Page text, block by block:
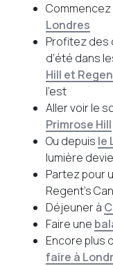
Commencez
Londres
Profitez des
d’été dans
Hill et
l’est
Aller voir le
Primrose Hill
Ou depuis le
lumière
Partez pour
Regent’s
Déjeuner à
Faire une
Encore plus
faire à